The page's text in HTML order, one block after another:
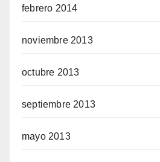
febrero 2014
noviembre 2013
octubre 2013
septiembre 2013
mayo 2013